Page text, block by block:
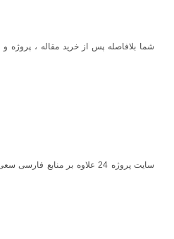
شما بلافاصله پس از خرید مقاله ، پروژه و
سایت پروژه 24 علاوه بر منابع